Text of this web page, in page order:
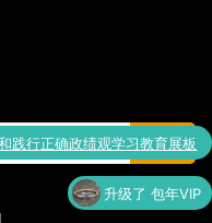
践行正确政绩观学习教育展板
升级了 包年VIP